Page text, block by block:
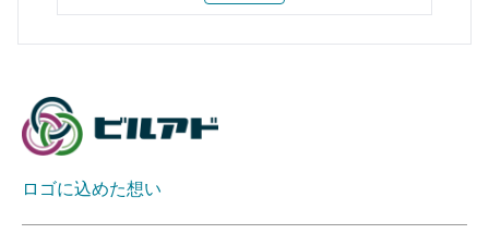
ロゴに込めた想い